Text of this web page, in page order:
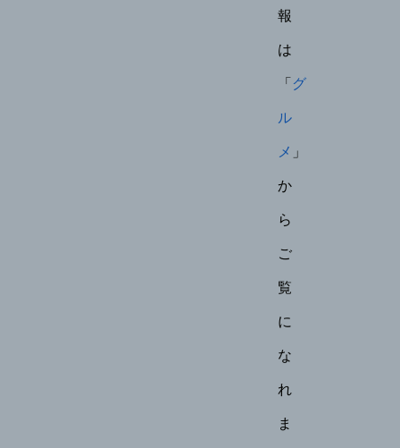
報
は
「グ
ル
メ 」
か
ら
ご
覧
に
な
れ
ま